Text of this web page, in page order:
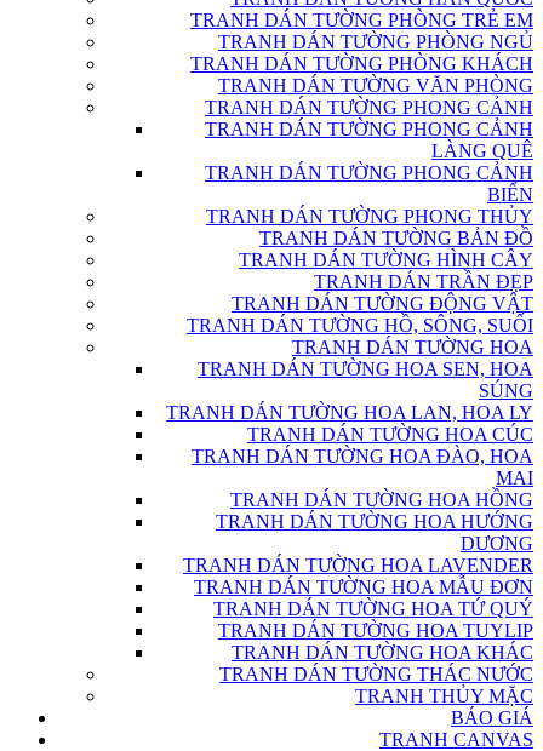
TRANH DÁN TƯỜNG PHÒNG TRẺ EM
TRANH DÁN TƯỜNG PHÒNG NGỦ
TRANH DÁN TƯỜNG PHÒNG KHÁCH
TRANH DÁN TƯỜNG VĂN PHÒNG
TRANH DÁN TƯỜNG PHONG CẢNH
TRANH DÁN TƯỜNG PHONG CẢNH
LÀNG QUÊ
TRANH DÁN TƯỜNG PHONG CẢNH
BIỂN
TRANH DÁN TƯỜNG PHONG THỦY
TRANH DÁN TƯỜNG BẢN ĐỒ
TRANH DÁN TƯỜNG HÌNH CÂY
TRANH DÁN TRẦN ĐẸP
TRANH DÁN TƯỜNG ĐỘNG VẬT
TRANH DÁN TƯỜNG HỒ, SÔNG, SUỐI
TRANH DÁN TƯỜNG HOA
TRANH DÁN TƯỜNG HOA SEN, HOA
SÚNG
TRANH DÁN TƯỜNG HOA LAN, HOA LY
TRANH DÁN TƯỜNG HOA CÚC
TRANH DÁN TƯỜNG HOA ĐÀO, HOA
MAI
TRANH DÁN TƯỜNG HOA HỒNG
TRANH DÁN TƯỜNG HOA HƯỚNG
DƯƠNG
TRANH DÁN TƯỜNG HOA LAVENDER
TRANH DÁN TƯỜNG HOA MẪU ĐƠN
TRANH DÁN TƯỜNG HOA TỨ QUÝ
TRANH DÁN TƯỜNG HOA TUYLIP
TRANH DÁN TƯỜNG HOA KHÁC
TRANH DÁN TƯỜNG THÁC NƯỚC
TRANH THỦY MẶC
BÁO GIÁ
TRANH CANVAS